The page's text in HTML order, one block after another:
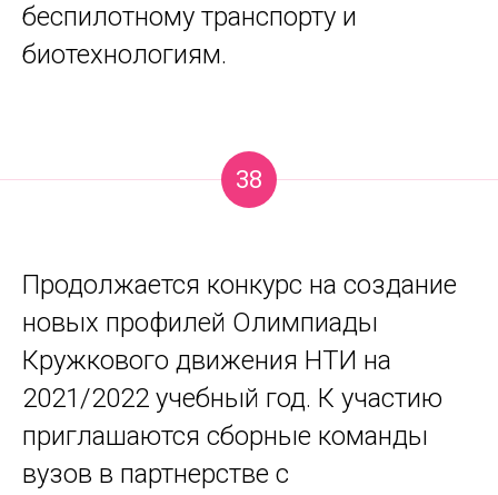
беспилотному транспорту и
биотехнологиям.
38
Продолжается конкурс на создание
новых профилей Олимпиады
Кружкового движения НТИ на
2021/2022 учебный год. К участию
приглашаются сборные команды
вузов в партнерстве с